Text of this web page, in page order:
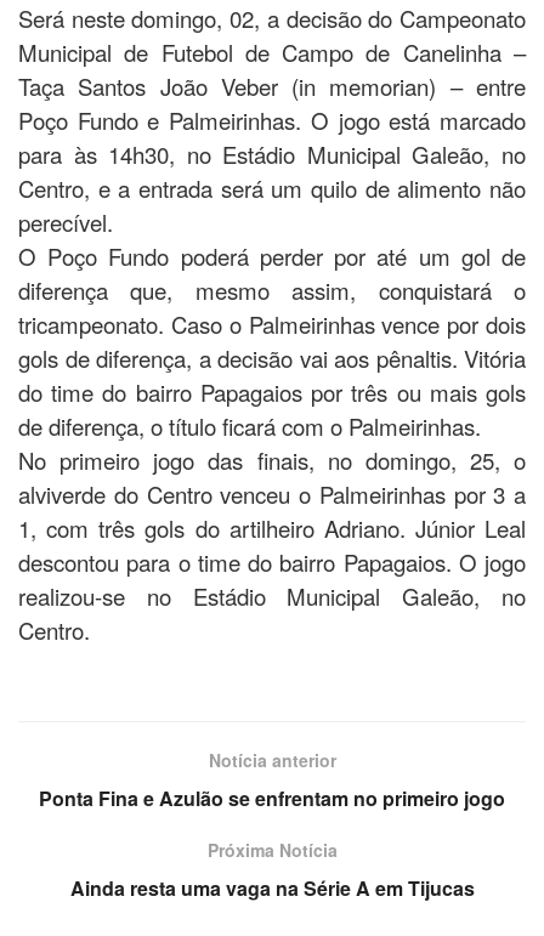
Será neste domingo, 02, a decisão do Campeonato
Municipal de Futebol de Campo de Canelinha –
Taça Santos João Veber (in memorian) – entre
Poço Fundo e Palmeirinhas. O jogo está marcado
para às 14h30, no Estádio Municipal Galeão, no
Centro, e a entrada será um quilo de alimento não
perecível.
O Poço Fundo poderá perder por até um gol de
diferença que, mesmo assim, conquistará o
tricampeonato. Caso o Palmeirinhas vence por dois
gols de diferença, a decisão vai aos pênaltis. Vitória
do time do bairro Papagaios por três ou mais gols
de diferença, o título ficará com o Palmeirinhas.
No primeiro jogo das finais, no domingo, 25, o
alviverde do Centro venceu o Palmeirinhas por 3 a
1, com três gols do artilheiro Adriano. Júnior Leal
descontou para o time do bairro Papagaios. O jogo
realizou-se no Estádio Municipal Galeão, no
Centro.
Notícia anterior
Ponta Fina e Azulão se enfrentam no primeiro jogo
Próxima Notícia
Ainda resta uma vaga na Série A em Tijucas